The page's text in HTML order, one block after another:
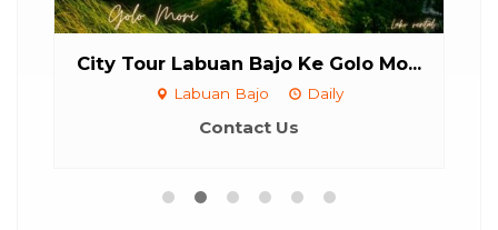
City Tour Labuan Bajo Ke Golo Mo...
Labuan Bajo Daily
Contact Us